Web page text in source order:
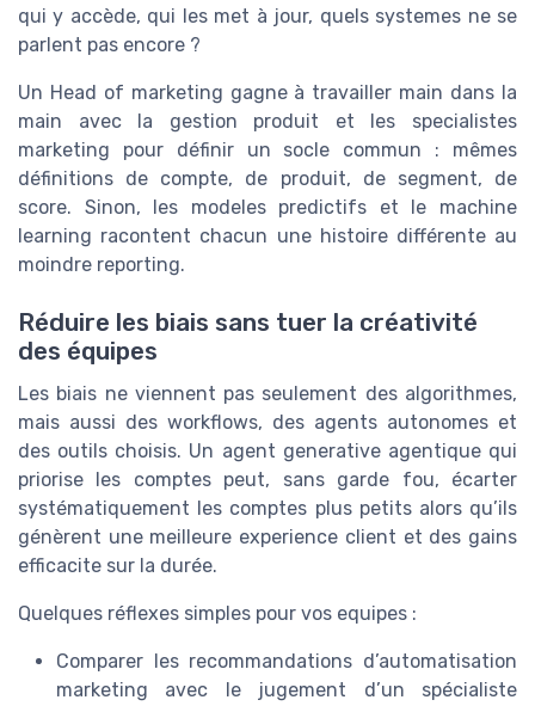
qui y accède, qui les met à jour, quels systemes ne se
parlent pas encore ?
Un Head of marketing gagne à travailler main dans la
main avec la gestion produit et les specialistes
marketing pour définir un socle commun : mêmes
définitions de compte, de produit, de segment, de
score. Sinon, les modeles predictifs et le machine
learning racontent chacun une histoire différente au
moindre reporting.
Réduire les biais sans tuer la créativité
des équipes
Les biais ne viennent pas seulement des algorithmes,
mais aussi des workflows, des agents autonomes et
des outils choisis. Un agent generative agentique qui
priorise les comptes peut, sans garde fou, écarter
systématiquement les comptes plus petits alors qu’ils
génèrent une meilleure experience client et des gains
efficacite sur la durée.
Quelques réflexes simples pour vos equipes :
Comparer les recommandations d’automatisation
marketing avec le jugement d’un spécialiste